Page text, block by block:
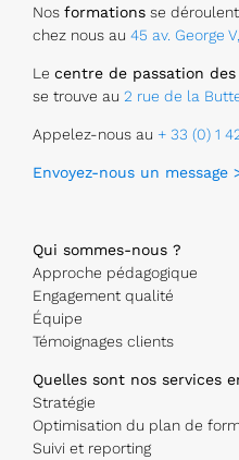
Nos formations se
chez nous au 45 av. George
Le centre de passation
se trouve au 2 rue de la
Appelez-nous au + 33 (0) 1
Envoyez-nous un message
Qui sommes-nous ?
Approche pédagogique
Engagement qualité
Équipe
Témoignages clients
Quelles sont nos services
Stratégie
Optimisation du plan de
Suivi et reporting